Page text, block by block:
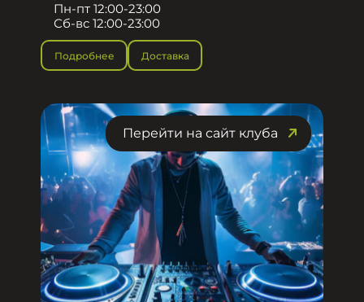
Пн-пт 12:00-23:00
Сб-вс 12:00-23:00
Подробнее Доставка
Перейти на сайт клуба